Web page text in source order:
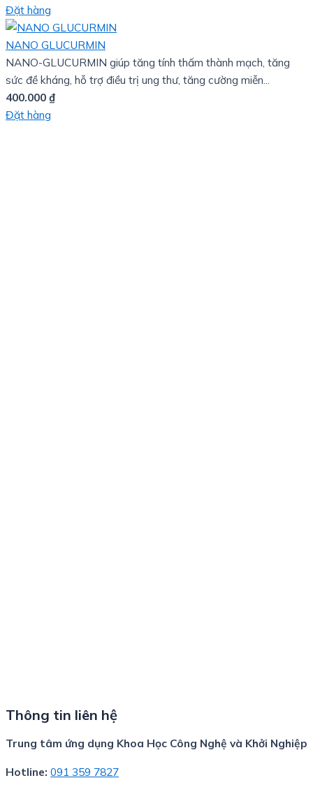
Đặt hàng
NANO GLUCURMIN
NANO-GLUCURMIN giúp tăng tính thấm thành mạch, tăng
sức đề kháng, hỗ trợ điều trị ung thư, tăng cường miễn...
400.000 ₫
Đặt hàng
Thông tin liên hệ
Trung tâm ứng dụng Khoa Học Công Nghệ và Khởi Nghiệp
Hotline: 091 359 7827